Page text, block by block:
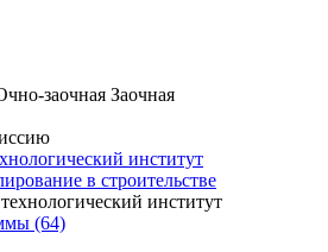
заочная Заочная
институт
в строительстве
(64)